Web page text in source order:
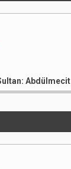
Abdülmecit